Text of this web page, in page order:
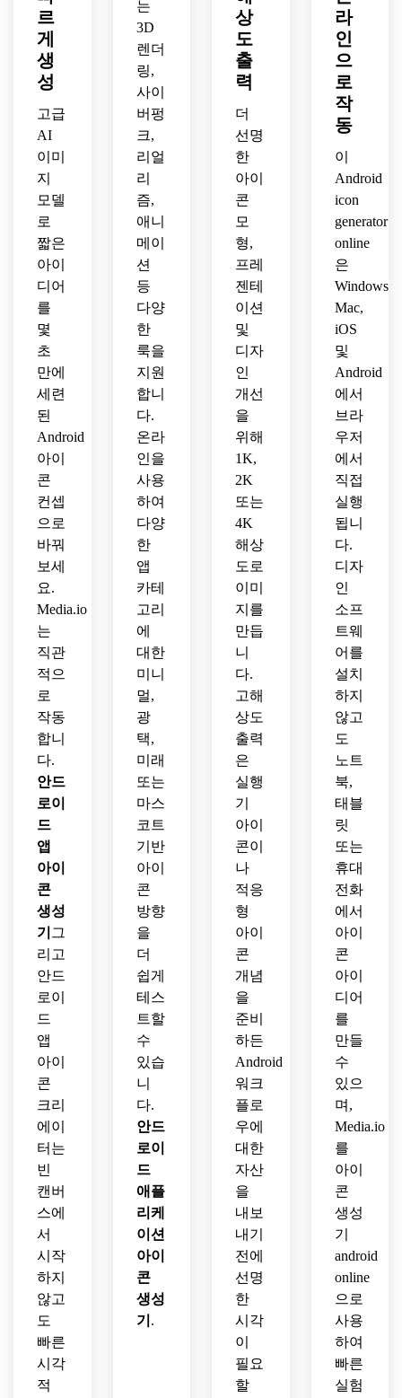
눈에
띄게
유지
하여
효과
가 높
은 모
앱 아
이콘
을 만
들어
보세
요.
세요.
선명
성,
프리
미엄
마감
및 현
대적
인 제
품에
대한
강력
한 인
식을
우선
시합
니다.
안드
로이
드 앱
아이
콘 메
이커
개념.
르
게
생
성
고급
AI
이미
지
모델
로
짧은
아이
디어
를
몇
초
만에
세련
된
Android
아이
콘
컨셉
으로
바꿔
보세
요.
Media.io
는
직관
적으
로
작동
합니
다.
안드
로이
드
앱
아이
콘
생성
기 그
리고
안드
로이
드
앱
아이
콘
크리
에이
터는
빈
캔버
스에
서
시작
하지
않고
도
빠른
시각
적
는
3D
렌더
링,
사이
버펑
크,
리얼
리
즘,
애니
메이
션
등
다양
한
룩을
지원
합니
다.
온라
인을
사용
하여
다양
한
앱
카테
고리
에
대한
미니
멀,
광
택,
미래
또는
마스
코트
기반
아이
콘
방향
을
더
쉽게
테스
트할
수
있습
니
다.
안드
로이
드
애플
리케
이션
아이
콘
생성
기 .
상
도
출
력
더
선명
한
아이
콘
모
형,
프레
젠테
이션
및
디자
인
개선
을
위해
1K,
2K
또는
4K
해상
도로
이미
지를
만듭
니
다.
고해
상도
출력
은
실행
기
아이
콘이
나
적응
형
아이
콘
개념
을
준비
하든
Android
워크
플로
우에
대한
자산
을
내보
내기
전에
선명
한
시각
이
필요
할
라
인
으
로
작
동
이
Android
icon
generator
online
은
Windows,
Mac,
iOS
및
Android
에서
브라
우저
에서
직접
실행
됩니
다.
디자
인
소프
트웨
어를
설치
하지
않고
도
노트
북,
태블
릿
또는
휴대
전화
에서
아이
콘
아이
디어
를
만들
수
있으
며,
Media.io
를
아이
콘
생성
기
android
online
으로
사용
하여
빠른
실험